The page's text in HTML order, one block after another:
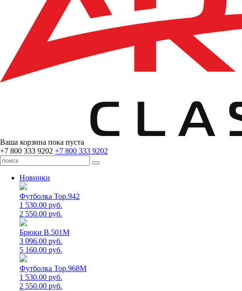
Ваша корзина пока пуста
+7 800 333 9202 +7 800 333 9202
Новинки
Футболка Top.942
1 530.00 руб.
2 550.00 руб.
Брюки B.501M
3 096.00 руб.
5 160.00 руб.
Футболка Top.968M
1 530.00 руб.
2 550.00 руб.